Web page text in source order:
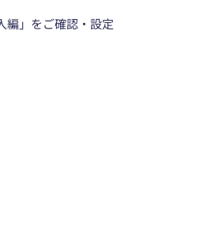
編」をご確認・設定